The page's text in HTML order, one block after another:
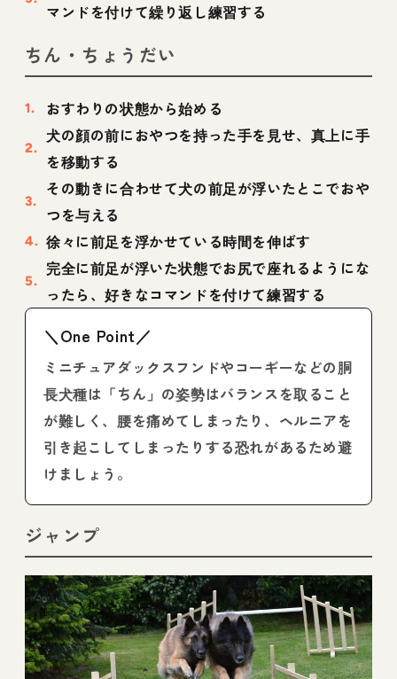
マンドを付けて繰り返し練習する
ちん・ちょうだい
おすわりの状態から始める
犬の顔の前におやつを持った手を見せ、真上に手
を移動する
その動きに合わせて犬の前足が浮いたとこでおや
つを与える
徐々に前足を浮かせている時間を伸ばす
完全に前足が浮いた状態でお尻で座れるようにな
ったら、好きなコマンドを付けて練習する
＼One Point／
ミニチュアダックスフンドやコーギーなどの胴
長犬種は「ちん」の姿勢はバランスを取ること
が難しく、腰を痛めてしまったり、ヘルニアを
引き起こしてしまったりする恐れがあるため避
けましょう。
ジャンプ